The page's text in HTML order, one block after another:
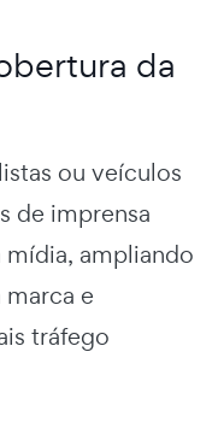
da
ou veículos
de imprensa
ampliando
marca e
tráfego